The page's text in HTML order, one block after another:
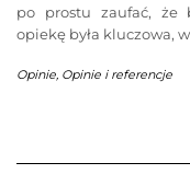
po prostu zaufać, że
opiekę była kluczowa,
Opinie Opinie i referencje